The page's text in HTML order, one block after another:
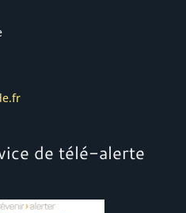
de télé-alerte